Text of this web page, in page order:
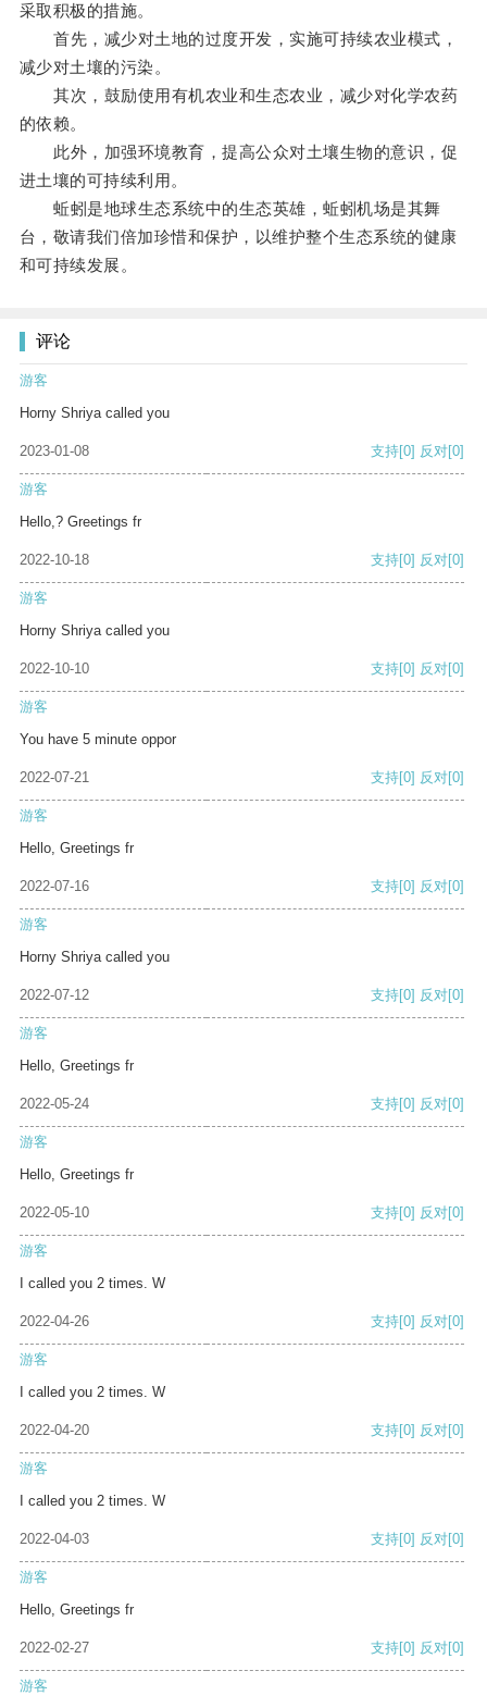
采取积极的措施。
首先，减少对土地的过度开发，实施可持续农业模式，
减少对土壤的污染。
其次，鼓励使用有机农业和生态农业，减少对化学农药
的依赖。
此外，加强环境教育，提高公众对土壤生物的意识，促
进土壤的可持续利用。
蚯蚓是地球生态系统中的生态英雄，蚯蚓机场是其舞
台，敬请我们倍加珍惜和保护，以维护整个生态系统的健康
和可持续发展。
评论
游客
Horny Shriya called you
2023-01-08 支持[0] 反对[0]
游客
Hello,? Greetings fr
2022-10-18 支持[0] 反对[0]
游客
Horny Shriya called you
2022-10-10 支持[0] 反对[0]
游客
You have 5 minute oppor
2022-07-21 支持[0] 反对[0]
游客
Hello, Greetings fr
2022-07-16 支持[0] 反对[0]
游客
Horny Shriya called you
2022-07-12 支持[0] 反对[0]
游客
Hello, Greetings fr
2022-05-24 支持[0] 反对[0]
游客
Hello, Greetings fr
2022-05-10 支持[0] 反对[0]
游客
I called you 2 times. W
2022-04-26 支持[0] 反对[0]
游客
I called you 2 times. W
2022-04-20 支持[0] 反对[0]
游客
I called you 2 times. W
2022-04-03 支持[0] 反对[0]
游客
Hello, Greetings fr
2022-02-27 支持[0] 反对[0]
游客